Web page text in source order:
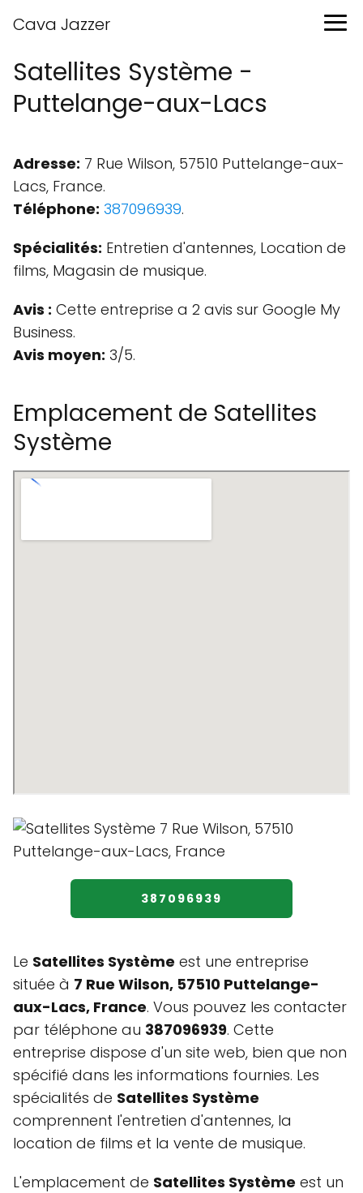
Cava Jazzer
Satellites Système -
Puttelange-aux-Lacs
Adresse: 7 Rue Wilson, 57510 Puttelange-aux-
Lacs, France.
Téléphone: 387096939.
Spécialités: Entretien d'antennes, Location de
films, Magasin de musique.
Avis : Cette entreprise a 2 avis sur Google My
Business.
Avis moyen: 3/5.
Emplacement de Satellites
Système
387096939
Le Satellites Système est une entreprise
située à 7 Rue Wilson, 57510 Puttelange-
aux-Lacs, France. Vous pouvez les contacter
par téléphone au 387096939. Cette
entreprise dispose d'un site web, bien que non
spécifié dans les informations fournies. Les
spécialités de Satellites Système
comprennent l'entretien d'antennes, la
location de films et la vente de musique.
L'emplacement de Satellites Système est un